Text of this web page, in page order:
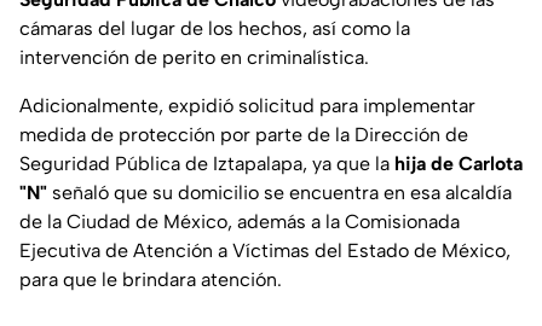
cámaras del lugar de los hechos, así como la
intervención de perito en criminalística.
Adicionalmente, expidió solicitud para implementar
medida de protección por parte de la Dirección de
Seguridad Pública de Iztapalapa, ya que la hija de Carlota
"N" señaló que su domicilio se encuentra en esa alcaldía
de la Ciudad de México, además a la Comisionada
Ejecutiva de Atención a Víctimas del Estado de México,
para que le brindara atención.